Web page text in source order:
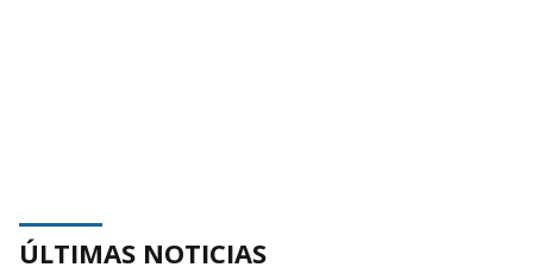
ÚLTIMAS NOTICIAS